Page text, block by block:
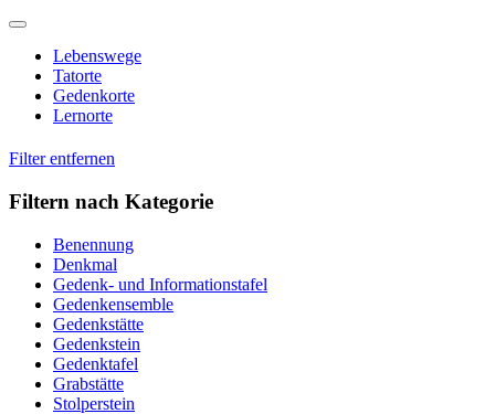
Skip
contentLebenswege
Tatorte
Gedenkorte
Lernorte
Filter entfernen
Filtern nach Kategorie
Benennung
Denkmal
Gedenk- und Informationstafel
Gedenkensemble
Gedenkstätte
Gedenkstein
Gedenktafel
Grabstätte
Stolperstein